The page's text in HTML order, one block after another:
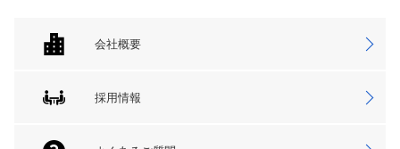
会社概要
採用情報